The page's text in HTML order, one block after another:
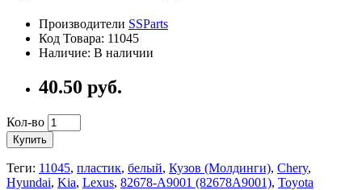
Производители SSParts
Код Товара: 11045
Наличие: В наличии
40.50 руб.
Кол-во
Купить
Теги: 11045, пластик, белый, Кузов (Молдинги), Chery,
Hyundai, Kia, Lexus, 82678-A9001 (82678A9001), Toyota